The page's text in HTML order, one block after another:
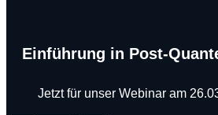
Einführung in Post-
Jetzt für unser Webinar am